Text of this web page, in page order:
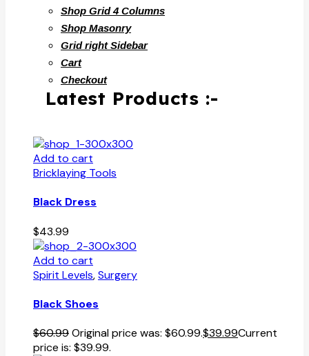
Shop Grid 4 Columns
Shop Masonry
Grid right Sidebar
Cart
Checkout
Latest Products :-
Add to cart
Bricklaying Tools
Black Dress
$43.99
Add to cart
Spirit Levels,Surgery
Black Shoes
$60.99Original price was: $60.99.$39.99Current
price is: $39.99.